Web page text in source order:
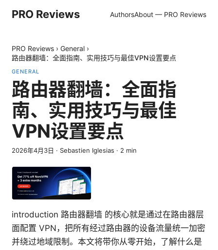
PRO Reviews AuthorsAbout — PRO Reviews
PRO Reviews › General ›
路由器翻墙：全面指南、实用技巧与最佳VPN设置要点
GENERAL
路由器翻墙：全面指
南、实用技巧与最佳
VPN设置要点
2026年4月3日 · Sebastien Iglesias · 2 min
introduction 路由器翻墙 的核心就是通过在路由器层
面配置 VPN，把所有经过路由器的设备流量统一加密
并绕过地域限制。本文将带你从零开始，了解什么是